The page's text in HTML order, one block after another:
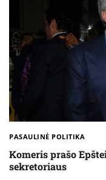
PASAULINĖ POLITIKA
Komeris prašo
sekretoriaus